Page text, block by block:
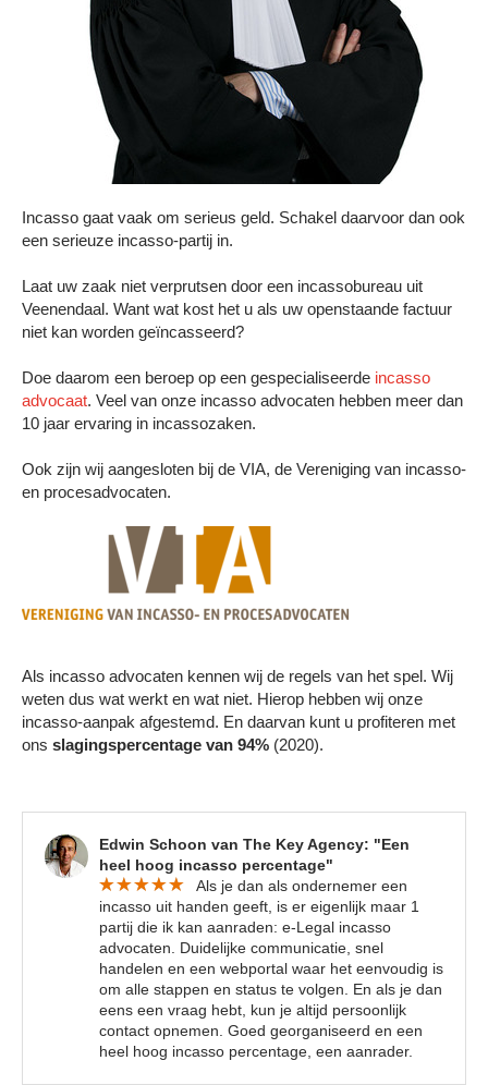
Incasso gaat vaak om serieus geld. Schakel daarvoor dan ook
een serieuze incasso-partij in.
Laat uw zaak niet verprutsen door een incassobureau uit
Veenendaal. Want wat kost het u als uw openstaande factuur
niet kan worden geïncasseerd?
Doe daarom een beroep op een gespecialiseerde incasso
advocaat. Veel van onze incasso advocaten hebben meer dan
10 jaar ervaring in incassozaken.
Ook zijn wij aangesloten bij de VIA, de Vereniging van incasso-
en procesadvocaten.
Als incasso advocaten kennen wij de regels van het spel. Wij
weten dus wat werkt en wat niet. Hierop hebben wij onze
incasso-aanpak afgestemd. En daarvan kunt u profiteren met
ons slagingspercentage van 94% (2020).
Edwin Schoon van The Key Agency: "Een
heel hoog incasso percentage"
Als je dan als ondernemer een
incasso uit handen geeft, is er eigenlijk maar 1
partij die ik kan aanraden: e-Legal incasso
advocaten. Duidelijke communicatie, snel
handelen en een webportal waar het eenvoudig is
om alle stappen en status te volgen. En als je dan
eens een vraag hebt, kun je altijd persoonlijk
contact opnemen. Goed georganiseerd en een
heel hoog incasso percentage, een aanrader.